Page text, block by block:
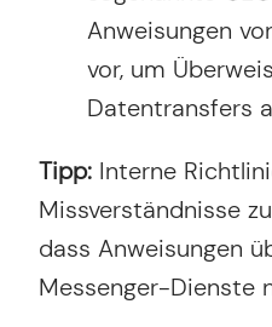
Anweisungen
vor, um
Datentransfers
Tipp:Interne
Missverständnisse
dass Anweisungen
Messenger-Dienste